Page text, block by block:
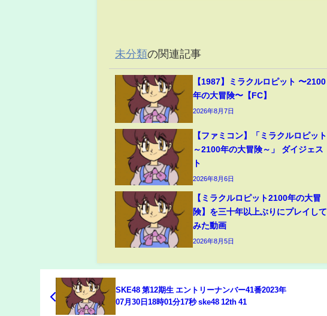
未分類の関連記事
【1987】ミラクルロピット 〜2100
年の大冒険〜【FC】
2026年8月7日
【ファミコン】「ミラクルロピット
～2100年の大冒険～」 ダイジェス
ト
2026年8月6日
【ミラクルロピット2100年の大冒
険】を三十年以上ぶりにプレイして
みた動画
2026年8月5日
SKE48 第12期生 エントリーナンバー41番2023年
07月30日18時01分17秒 ske48 12th 41